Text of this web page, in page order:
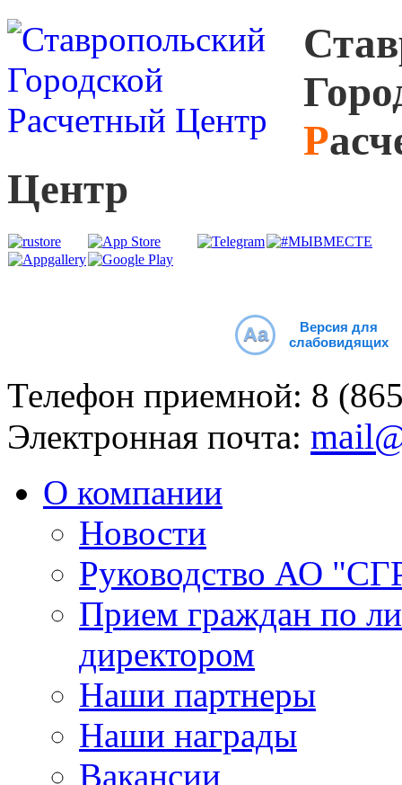
С
Г
Р
Центр
Aa
Версия для
слабовидящих
Телефон приемной: 8
Электронная почта:
О компании
Новости
Руководство АО
Прием граждан по
директором
Наши партнеры
Наши награды
Вакансии